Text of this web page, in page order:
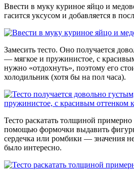
Ввести в муку куриное яйцо и
гасится уксусом и добавляется в
Замесить тесто. Оно получается
— мягкое и пружинистое, с
нужно «отдохнуть», поэтому его
холодильник (хотя бы на пол часа).
Тесто раскатать толщиной
помощью формочки выдавить
сердечка или ромбики — значения
было интересно.